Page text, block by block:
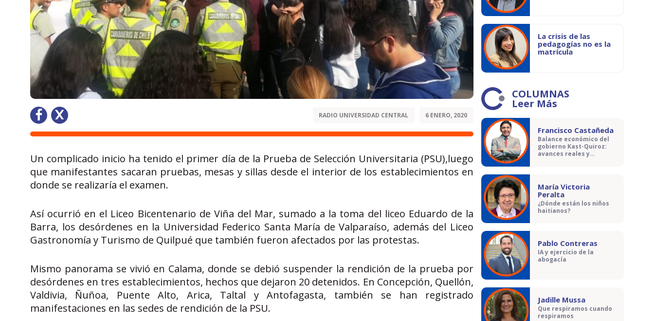
RADIO UNIVERSIDAD CENTRAL 6 ENERO, 2020
Un complicado inicio ha tenido el primer día de la Prueba de Selección Universitaria (PSU),luego
que manifestantes sacaran pruebas, mesas y sillas desde el interior de los establecimientos en
donde se realizaría el examen.
Así ocurrió en el Liceo Bicentenario de Viña del Mar, sumado a la toma del liceo Eduardo de la
Barra, los desórdenes en la Universidad Federico Santa María de Valparaíso, además del Liceo
Gastronomía y Turismo de Quilpué que también fueron afectados por las protestas.
Mismo panorama se vivió en Calama, donde se debió suspender la rendición de la prueba por
desórdenes en tres establecimientos, hechos que dejaron 20 detenidos. En Concepción, Quellón,
Valdivia, Ñuñoa, Puente Alto, Arica, Taltal y Antofagasta, también se han registrado
manifestaciones en las sedes de rendición de la PSU.
La crisis de las
pedagogías no es la
matrícula
COLUMNAS
Leer Más
Francisco Castañeda
Balance económico del
gobierno Kast-Quiroz:
avances reales y
María Victoria
Peralta
¿Dónde están los niños
haitianos?
Pablo Contreras
IA y ejercicio de la
abogacía
Jadille Mussa
Que respiramos cuando
respiramos